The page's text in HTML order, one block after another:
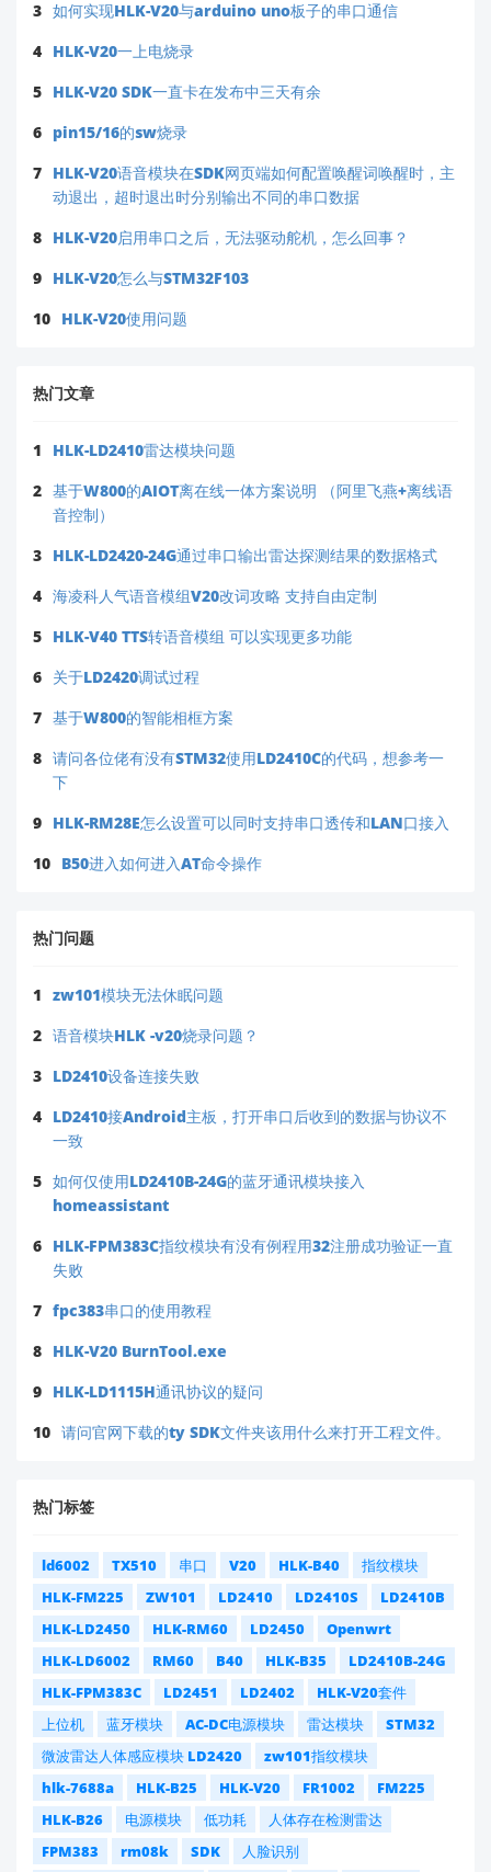
题，欢迎随时咨询。
3 如何实现HLK-V20与arduino uno板子的串口通信
4 HLK-V20一上电烧录
5 HLK-V20 SDK一直卡在发布中三天有余
6 pin15/16的sw烧录
7 HLK-V20语音模块在SDK网页端如何配置唤醒词唤醒时，主
动退出，超时退出时分别输出不同的串口数据
8 HLK-V20启用串口之后，无法驱动舵机，怎么回事？
9 HLK-V20怎么与STM32F103
10 HLK-V20使用问题
热门文章
1
HLK-LD2410雷达模块问题
2 基于W800的AIOT离在线一体方案说明 （阿里飞燕+离线语
音控制）
3 HLK-LD2420-24G通过串口输出雷达探测结果的数据格式
4 海凌科人气语音模组V20改词攻略 支持自由定制
5 HLK-V40 TTS转语音模组 可以实现更多功能
6 关于LD2420调试过程
7 基于W800的智能相框方案
8 请问各位佬有没有STM32使用LD2410C的代码，想参考一
下
9 HLK-RM28E怎么设置可以同时支持串口透传和LAN口接入
10 B50进入如何进入AT命令操作
热门问题
1 zw101模块无法休眠问题
2 语音模块HLK -v20烧录问题？
3 LD2410设备连接失败
4 LD2410接Android主板，打开串口后收到的数据与协议不
一致
5 如何仅使用LD2410B-24G的蓝牙通讯模块接入
homeassistant
6 HLK-FPM383C指纹模块有没有例程用32注册成功验证一直
失败
7 fpc383串口的使用教程
8 HLK-V20 BurnTool.exe
9 HLK-LD1115H通讯协议的疑问
10 请问官网下载的ty SDK文件夹该用什么来打开工程文件。
热门标签
ld6002 TX510 串口 V20 HLK-B40
指纹模块
HLK-FM225
ZW101 LD2410 LD2410S
LD2410B
HLK-LD2450
HLK-RM60 LD2450
Openwrt
HLK-LD6002
RM60 B40 HLK-B35
LD2410B-24G
HLK-FPM383C
LD2451 LD2402
HLK-V20套件
上位机
蓝牙模块 AC-DC电源模块 雷达模块
STM32
微波雷达人体感应模块 LD2420
zw101指纹模块
hlk-7688a
HLK-B25 HLK-V20 FR1002
FM225
HLK-B26
电源模块 低功耗
人体存在检测雷达
FPM383
rm08k SDK
人脸识别